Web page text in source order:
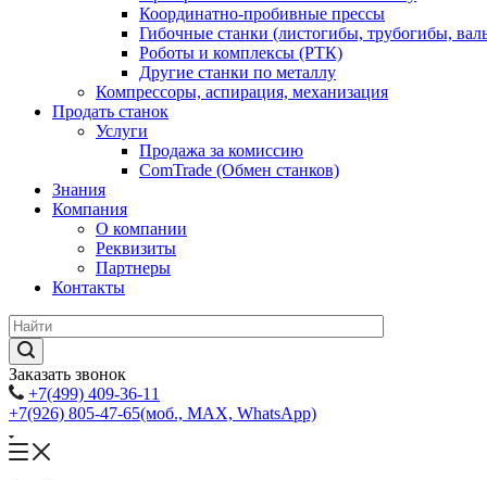
Координатно-пробивные прессы
Гибочные станки (листогибы, трубогибы,
Роботы и комплексы (РТК)
Другие станки по металлу
Компрессоры, аспирация, механизация
Продать станок
Услуги
Продажа за комиссию
ComTrade (Обмен станков)
Знания
Компания
О компании
Реквизиты
Партнеры
Контакты
Заказать звонок
+7(499) 409-36-11
+7(926) 805-47-65(моб., MAX, WhatsApp)